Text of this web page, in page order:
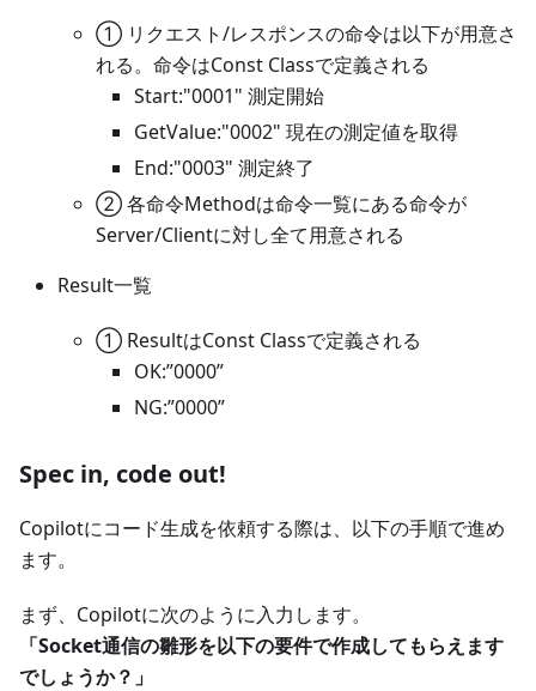
① リクエスト/レスポンスの命令は以下が用意さ
れる。命令はConst Classで定義される
Start:"0001" 測定開始
GetValue:"0002" 現在の測定値を取得
End:"0003" 測定終了
② 各命令Methodは命令一覧にある命令が
Server/Clientに対し全て用意される
Result一覧
① ResultはConst Classで定義される
OK:”0000”
NG:”0000”
Spec in, code out!
Copilotにコード生成を依頼する際は、以下の手順で進め
ます。
まず、Copilotに次のように入力します。
「Socket通信の雛形を以下の要件で作成してもらえます
でしょうか？」